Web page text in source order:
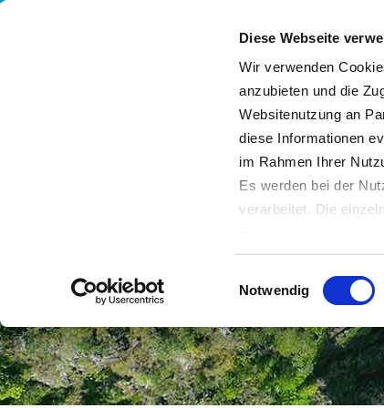
Diese Webseite
Wir verwenden
anzubieten und die
Websitenutzung an
diese Informationen
im Rahmen Ihrer
Es werden bei der
verarbeitet. Die
Datenübertragung in
von Drittanbietern
Datenschutz dieser
Einwilligung. Sie
erfahren Sie in
Einwilligungsauswahl
Notwendig
Circular economy